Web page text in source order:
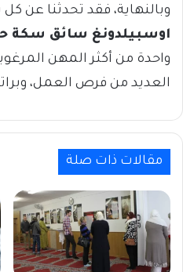
وبالنهاية، فقد تحدثنا
اوسبيلدونغ سائق سكة
واحدة من أكثر المهن
العديد من فرص العمل،
مقالات ذات صلة